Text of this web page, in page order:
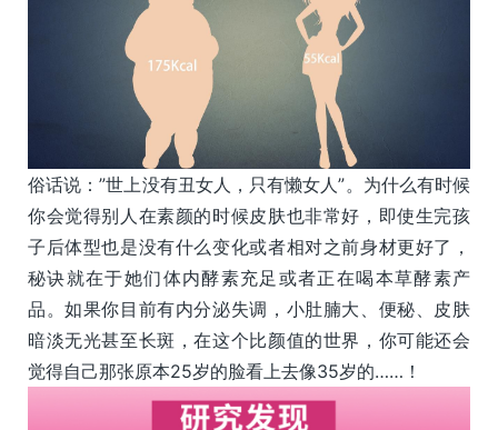
俗话说：”世上没有丑女人，只有懒女人”。为什么有时候
你会觉得别人在素颜的时候皮肤也非常好，即使生完孩
子后体型也是没有什么变化或者相对之前身材更好了，
秘诀就在于她们体内酵素充足或者正在喝本草酵素产
品。如果你目前有内分泌失调，小肚腩大、便秘、皮肤
暗淡无光甚至长斑，在这个比颜值的世界，你可能还会
觉得自己那张原本25岁的脸看上去像35岁的……！